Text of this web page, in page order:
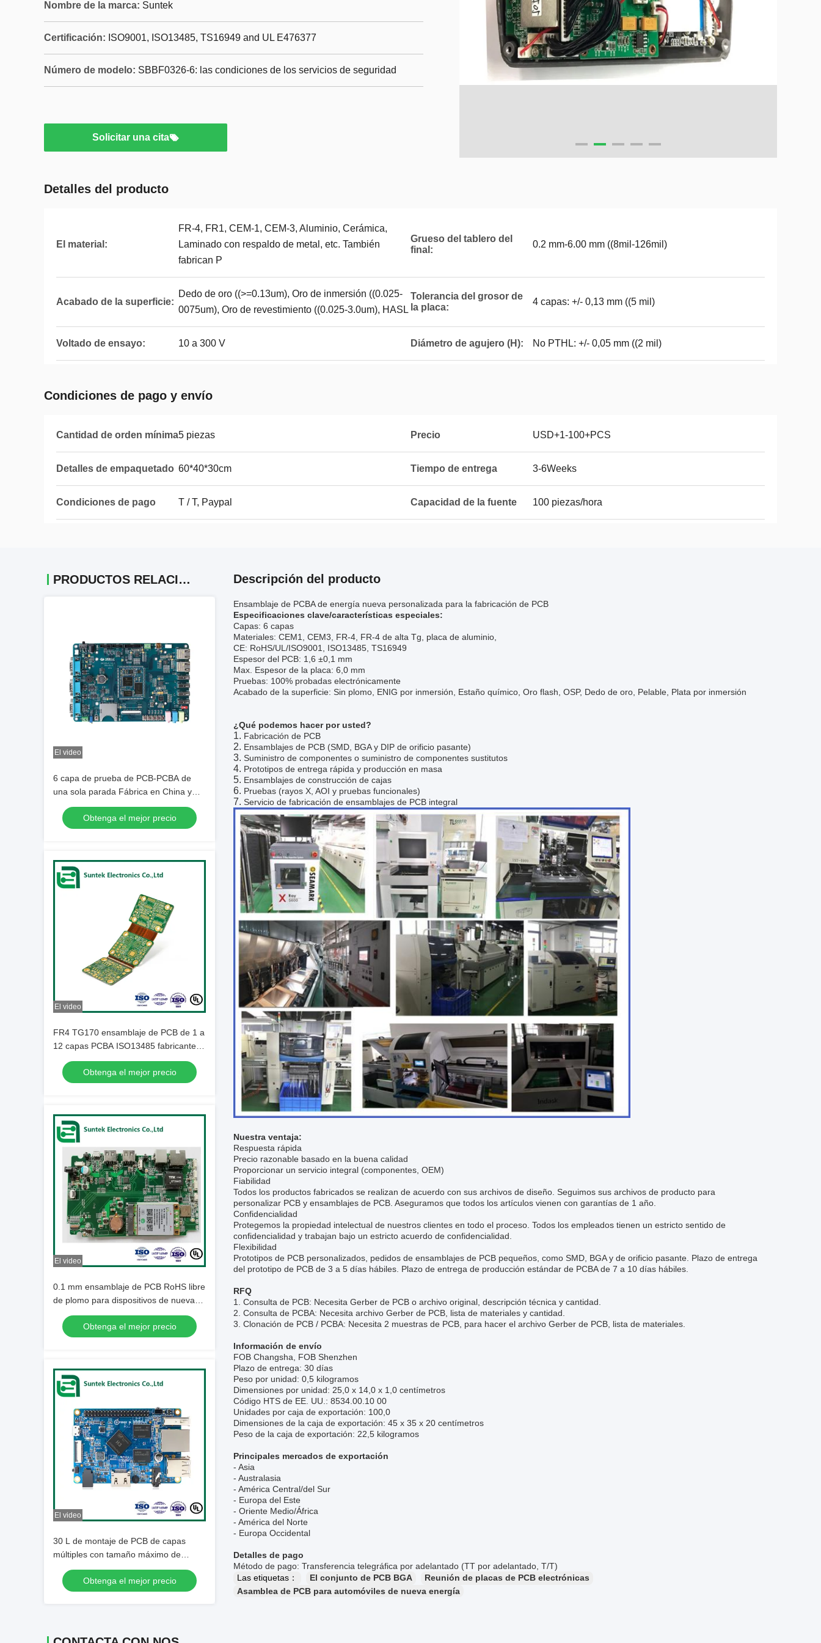
Nombre de la marca: Suntek
Certificación: ISO9001, ISO13485, TS16949 and UL E476377
Número de modelo: SBBF0326-6: las condiciones de los servicios de seguridad
Solicitar una cita
Detalles del producto
El material:
FR-4, FR1, CEM-1, CEM-3, Aluminio, Cerámica,
Laminado con respaldo de metal, etc. También
fabrican P
Grueso del tablero del
final:
0.2 mm-6.00 mm ((8mil-126mil)
Acabado de la superficie:
Dedo de oro ((>=0.13um), Oro de inmersión ((0.025-
0075um), Oro de revestimiento ((0.025-3.0um), HASL
Tolerancia del grosor de
la placa:
4 capas: +/- 0,13 mm ((5 mil)
Voltado de ensayo: 10 a 300 V Diámetro de agujero (H): No PTHL: +/- 0,05 mm ((2 mil)
Condiciones de pago y envío
Cantidad de orden mínima5 piezas Precio USD+1-100+PCS
Detalles de empaquetado 60*40*30cm Tiempo de entrega 3-6Weeks
Condiciones de pago T / T, Paypal Capacidad de la fuente 100 piezas/hora
PRODUCTOS RELACIONADOS
El video
6 capa de prueba de PCB-PCBA de
una sola parada Fábrica en China y
Camboya Servicio de ensamblaje de
PCB más de 10 años
Obtenga el mejor precio
El video
FR4 TG170 ensamblaje de PCB de 1 a
12 capas PCBA ISO13485 fabricante
certificado en China y Camboya
Obtenga el mejor precio
El video
0.1 mm ensamblaje de PCB RoHS libre
de plomo para dispositivos de nueva
energía
Obtenga el mejor precio
El video
30 L de montaje de PCB de capas
múltiples con tamaño máximo de
1500*1200mm y control de impedancia
de +/- 10%Obtenga el mejor precio
Descripción del producto
Ensamblaje de PCBA de energía nueva personalizada para la fabricación de PCB
Especificaciones clave/características especiales:
Capas: 6 capas
Materiales: CEM1, CEM3, FR-4, FR-4 de alta Tg, placa de aluminio,
CE: RoHS/UL/ISO9001, ISO13485, TS16949
Espesor del PCB: 1,6 ±0,1 mm
Max. Espesor de la placa: 6,0 mm
Pruebas: 100% probadas electrónicamente
Acabado de la superficie: Sin plomo, ENIG por inmersión, Estaño químico, Oro flash, OSP, Dedo de oro, Pelable, Plata por inmersión
¿Qué podemos hacer por usted?
Fabricación de PCB
Ensamblajes de PCB (SMD, BGA y DIP de orificio pasante)
Suministro de componentes o suministro de componentes sustitutos
Prototipos de entrega rápida y producción en masa
Ensamblajes de construcción de cajas
Pruebas (rayos X, AOI y pruebas funcionales)
Servicio de fabricación de ensamblajes de PCB integral
Nuestra ventaja:
Respuesta rápida
Precio razonable basado en la buena calidad
Proporcionar un servicio integral (componentes, OEM)
Fiabilidad
Todos los productos fabricados se realizan de acuerdo con sus archivos de diseño. Seguimos sus archivos de producto para
personalizar PCB y ensamblajes de PCB. Aseguramos que todos los artículos vienen con garantías de 1 año.
Confidencialidad
Protegemos la propiedad intelectual de nuestros clientes en todo el proceso. Todos los empleados tienen un estricto sentido de
confidencialidad y trabajan bajo un estricto acuerdo de confidencialidad.
Flexibilidad
Prototipos de PCB personalizados, pedidos de ensamblajes de PCB pequeños, como SMD, BGA y de orificio pasante. Plazo de entrega
del prototipo de PCB de 3 a 5 días hábiles. Plazo de entrega de producción estándar de PCBA de 7 a 10 días hábiles.
RFQ
1. Consulta de PCB: Necesita Gerber de PCB o archivo original, descripción técnica y cantidad.
2. Consulta de PCBA: Necesita archivo Gerber de PCB, lista de materiales y cantidad.
3. Clonación de PCB / PCBA: Necesita 2 muestras de PCB, para hacer el archivo Gerber de PCB, lista de materiales.
Información de envío
FOB Changsha, FOB Shenzhen
Plazo de entrega: 30 días
Peso por unidad: 0,5 kilogramos
Dimensiones por unidad: 25,0 x 14,0 x 1,0 centímetros
Código HTS de EE. UU.: 8534.00.10 00
Unidades por caja de exportación: 100,0
Dimensiones de la caja de exportación: 45 x 35 x 20 centímetros
Peso de la caja de exportación: 22,5 kilogramos
Principales mercados de exportación
- Asia
- Australasia
- América Central/del Sur
- Europa del Este
- Oriente Medio/África
- América del Norte
- Europa Occidental
Detalles de pago
Método de pago: Transferencia telegráfica por adelantado (TT por adelantado, T/T)
Las etiquetas：
El conjunto de PCB BGA
Reunión de placas de PCB electrónicas
Asamblea de PCB para automóviles de nueva energía